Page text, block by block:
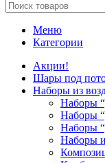
Меню
Категории
Акции!
Шары под
Наборы из
Наборы
Наборы
Наборы
Наборы